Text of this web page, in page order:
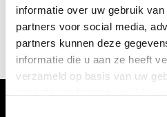
informatie over uw gebruik
partners voor social media,
partners kunnen deze
informatie die u aan ze heeft
verzameld op basis van uw